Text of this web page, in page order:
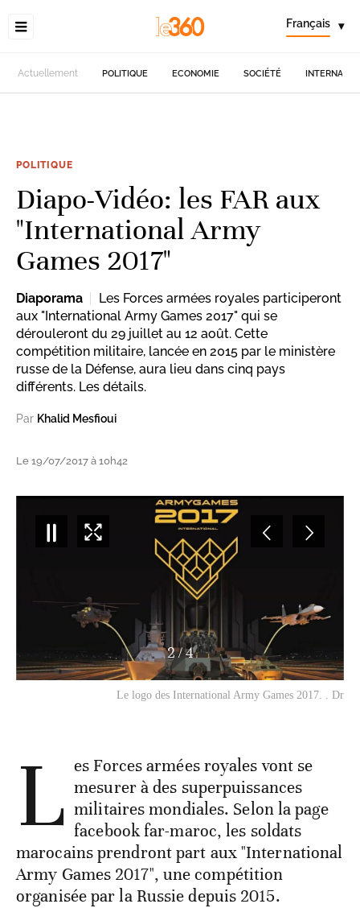
Français ▾
Actuellement POLITIQUE ECONOMIE SOCIÉTÉ
POLITIQUE
Diapo-Vidéo: les FAR aux
"International Army
Games 2017"
Diaporama
Les Forces armées royales participeront
aux "International Army Games 2017" qui se
dérouleront du 29 juillet au 12 août. Cette
compétition militaire, lancée en 2015 par le ministère
russe de la Défense, aura lieu dans cinq pays
différents. Les détails.
Par Khalid Mesfioui
Le 19/07/2017 à 10h42
3/4
Un char des Forces armées royales en action. . Dr
L es Forces armées royales vont se
mesurer à des superpuissances
militaires mondiales. Selon la page
facebook far-maroc, les soldats
marocains prendront part aux "International
Army Games 2017", une compétition
organisée par la Russie depuis 2015.